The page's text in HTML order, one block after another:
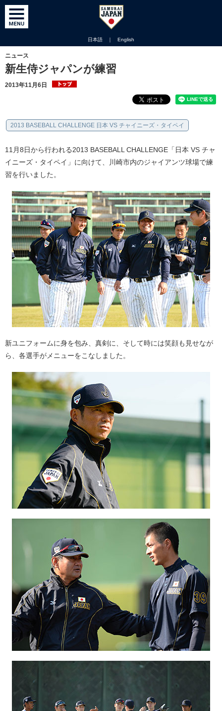
日本語 ｜ English
ニュース
新生侍ジャパンが練習
2013年11月6日
2013 BASEBALL CHALLENGE 日本 VS チャイニーズ・タイペイ
11月8日から行われる2013 BASEBALL CHALLENGE「日本 VS チャ
イニーズ・タイペイ」に向けて、川崎市内のジャイアンツ球場で練
習を行いました。
新ユニフォームに身を包み、真剣に、そして時には笑顔も見せなが
ら、各選手がメニューをこなしました。